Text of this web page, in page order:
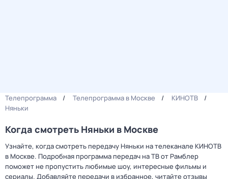
Телепрограмма Телепрограмма в Москве
КИНОТВ
Няньки
Когда смотреть Няньки в Москве
Узнайте, когда смотреть передачу Няньки на телеканале КИНОТВ
в Москве. Подробная программа передач на ТВ от Рамблер
поможет не пропустить любимые шоу, интересные фильмы и
сериалы. Добавляйте передачи в избранное, читайте отзывы